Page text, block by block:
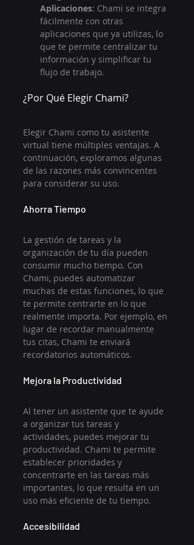
Aplicaciones: Chami se integra
fácilmente con otras
aplicaciones que ya utilizas, lo
que te permite centralizar tu
información y simplificar tu
flujo de trabajo.
¿Por Qué Elegir Chami?
Elegir Chami como tu asistente
virtual tiene múltiples ventajas. A
continuación, exploramos algunas
de las razones más convincentes
para considerar su uso.
Ahorra Tiempo
La gestión de tareas y la
organización de tu día pueden
consumir mucho tiempo. Con
Chami, puedes automatizar
muchas de estas funciones, lo que
te permite centrarte en lo que
realmente importa. Por ejemplo, en
lugar de recordar manualmente
tus citas, Chami te enviará
recordatorios automáticos.
Mejora la Productividad
Al tener un asistente que te ayude
a organizar tus tareas y
actividades, puedes mejorar tu
productividad. Chami te permite
establecer prioridades y
concentrarte en las tareas más
importantes, lo que resulta en un
uso más eficiente de tu tiempo.
Accesibilidad